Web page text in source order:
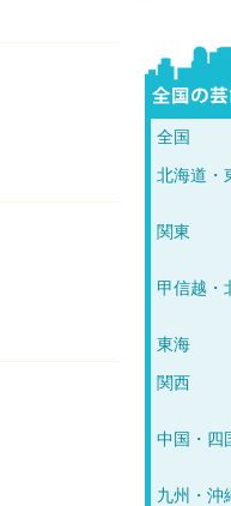
全国
北海道・
関東
甲信越・
東海
関西
中国・四
九州・沖